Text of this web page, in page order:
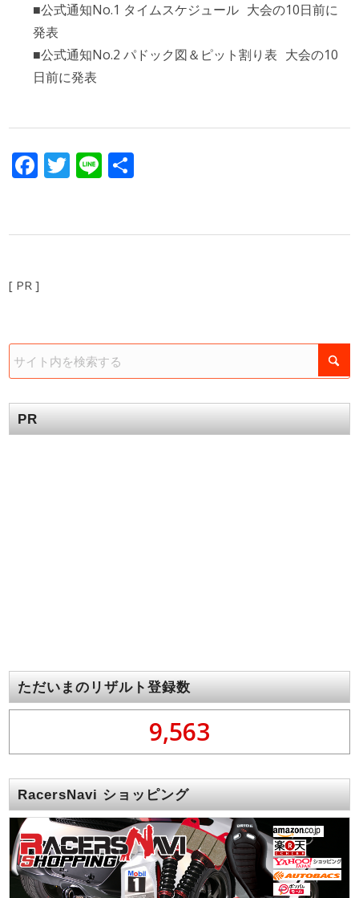
■公式通知No.1 タイムスケジュール 大会の10日前に
発表
■公式通知No.2 パドック図＆ピット割り表 大会の10
日前に発表
Facebook
Twitter
Line
[ PR ]
PR
ただいまのリザルト登録数
9,563
RacersNavi ショッピング